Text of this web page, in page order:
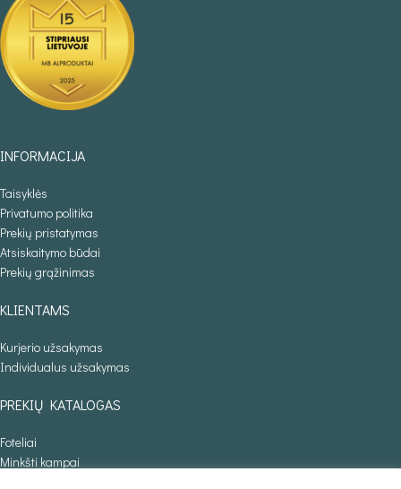
INFORMACIJA
Taisyklės
Privatumo politika
Prekių pristatymas
Atsiskaitymo būdai
Prekių grąžinimas
KLIENTAMS
Kurjerio užsakymas
Individualus užsakymas
PREKIŲ KATALOGAS
Foteliai
Minkšti kampai